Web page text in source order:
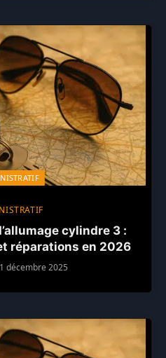
cylindre 3 :
réparations en 2026
décembre 2025